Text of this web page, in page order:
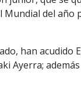
Mundial del año
han acudido
Ayerra;